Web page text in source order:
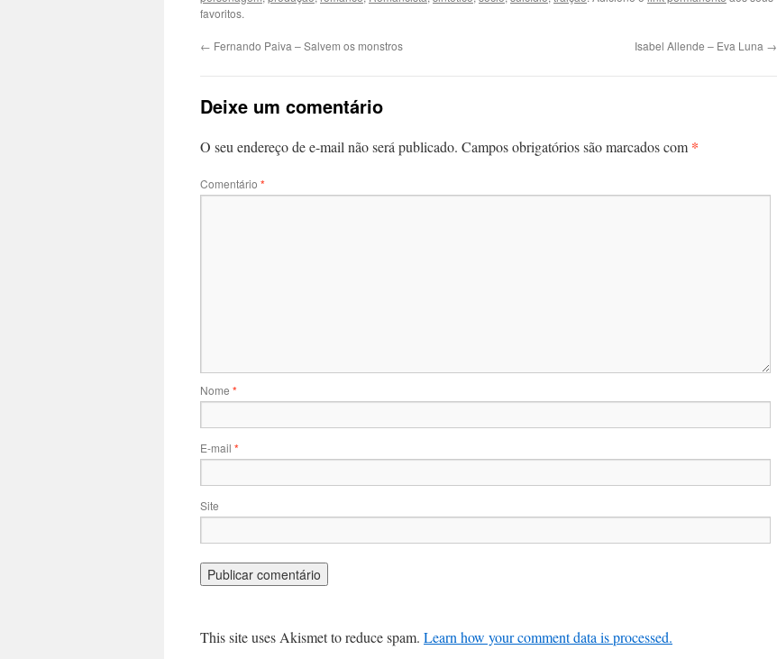
favoritos.
← Fernando Paiva – Salvem os monstros Isabel Allende – Eva Luna →
Deixe um comentário
O seu endereço de e-mail não será publicado. Campos obrigatórios são marcados com *
Comentário *
Nome *
E-mail *
Site
This site uses Akismet to reduce spam. Learn how your comment data is processed.